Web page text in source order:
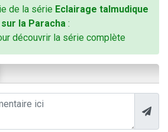
de la série Eclairage talmudique
sur la Paracha :
découvrir la série complète